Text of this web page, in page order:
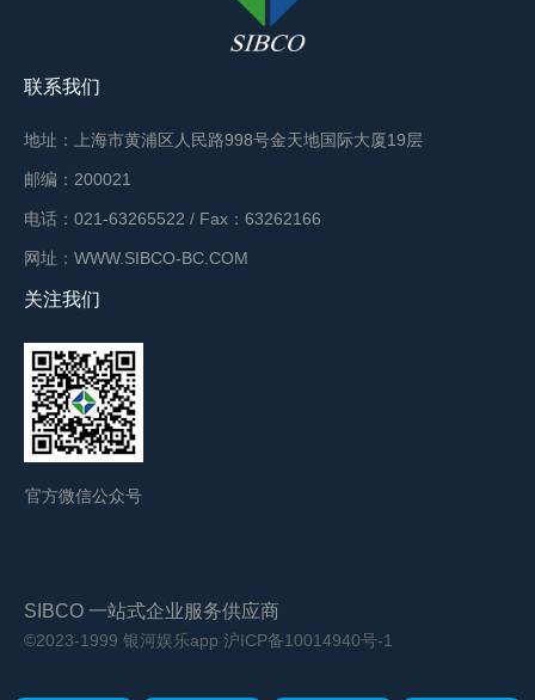
联系我们
地址：上海市黄浦区人民路998号金天地国际大厦19层
邮编：200021
电话：021-63265522 / Fax：63262166
网址：WWW.SIBCO-BC.COM
关注我们
官方微信公众号
SIBCO 一站式企业服务供应商
©2023-1999 银河娱乐app 沪ICP备10014940号-1